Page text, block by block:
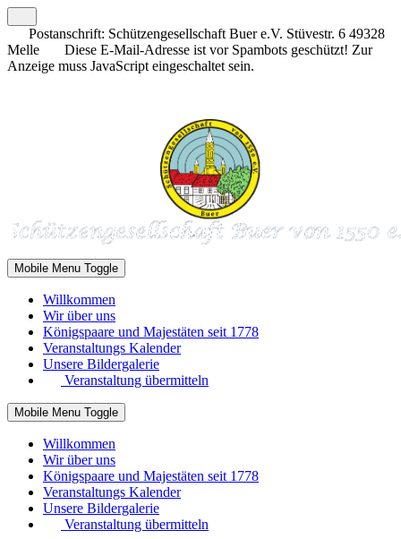
Postanschrift: Schützengesellschaft Buer e.V. Stüvestr. 6 49328
Melle
Diese E-Mail-Adresse ist vor Spambots geschützt! Zur
Anzeige muss JavaScript eingeschaltet sein.
Mobile Menu Toggle
Willkommen
Wir über uns
Königspaare und Majestäten seit 1778
Veranstaltungs Kalender
Unsere Bildergalerie
Veranstaltung übermitteln
Mobile Menu Toggle
Willkommen
Wir über uns
Königspaare und Majestäten seit 1778
Veranstaltungs Kalender
Unsere Bildergalerie
Veranstaltung übermitteln